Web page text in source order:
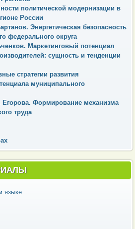
политической модернизации в
России
Энергетическая безопасность
федерального округа
Маркетинговый потенциал
сущность и тенденции
стратегии развития
муниципального
Формирование механизма
труда
языке